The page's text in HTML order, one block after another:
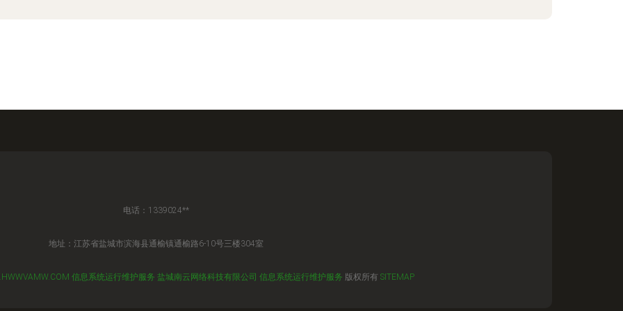
电话：1339024**
地址：江苏省盐城市滨海县通榆镇通榆路6-10号三楼304室
信息系统运行维护服务 盐城南云网络科技有限公司 信息系统运行维护服务 版权所有 SITEMAP